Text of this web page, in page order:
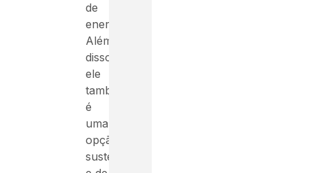
de
energia.
Além
disso,
ele
também
é
uma
opção
sustentável